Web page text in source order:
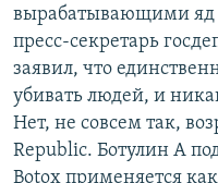
вырабатывающими яд
пресс-секретарь
заявил, что
убивать людей, и
Нет, не совсем так,
Republic. Ботулин А
Botox применяется